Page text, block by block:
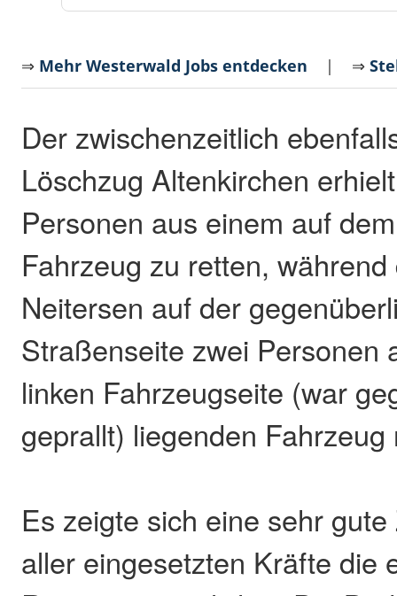
⇒ Mehr Westerwald Jobs entdecken | ⇒
Der zwischenzeitlich
Löschzug Altenkirchen
Personen aus einem auf
Fahrzeug zu retten,
Neitersen auf der
Straßenseite zwei Personen
linken Fahrzeugseite (war
geprallt) liegenden
Es zeigte sich eine sehr
aller eingesetzten Kräfte die